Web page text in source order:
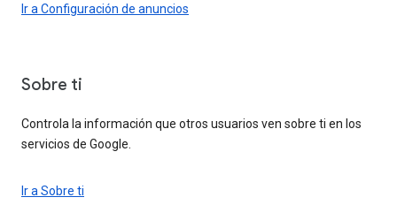
Ir a Configuración de anuncios
Sobre ti
Controla la información que otros usuarios ven sobre ti en los
servicios de Google.
Ir a Sobre ti